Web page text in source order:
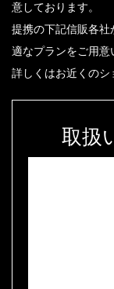
意しております。
提携の下記信販各
適なプランをご用意
詳しくはお近くの
取扱